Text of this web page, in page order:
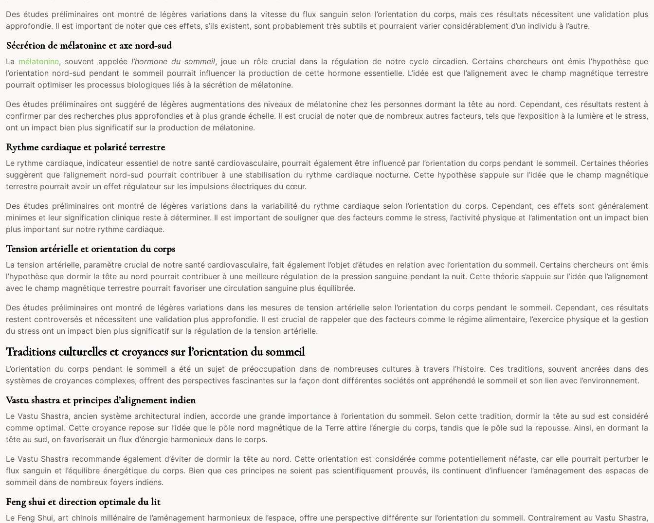
Des études préliminaires ont montré de légères variations dans la vitesse du flux sanguin selon l’orientation du corps, mais ces résultats nécessitent une validation plus
approfondie. Il est important de noter que ces effets, s’ils existent, sont probablement très subtils et pourraient varier considérablement d’un individu à l’autre.
Sécrétion de mélatonine et axe nord-sud
La mélatonine, souvent appelée l’hormone du sommeil, joue un rôle crucial dans la régulation de notre cycle circadien. Certains chercheurs ont émis l’hypothèse que
l’orientation nord-sud pendant le sommeil pourrait influencer la production de cette hormone essentielle. L’idée est que l’alignement avec le champ magnétique terrestre
pourrait optimiser les processus biologiques liés à la sécrétion de mélatonine.
Des études préliminaires ont suggéré de légères augmentations des niveaux de mélatonine chez les personnes dormant la tête au nord. Cependant, ces résultats restent à
confirmer par des recherches plus approfondies et à plus grande échelle. Il est crucial de noter que de nombreux autres facteurs, tels que l’exposition à la lumière et le stress,
ont un impact bien plus significatif sur la production de mélatonine.
Rythme cardiaque et polarité terrestre
Le rythme cardiaque, indicateur essentiel de notre santé cardiovasculaire, pourrait également être influencé par l’orientation du corps pendant le sommeil. Certaines théories
suggèrent que l’alignement nord-sud pourrait contribuer à une stabilisation du rythme cardiaque nocturne. Cette hypothèse s’appuie sur l’idée que le champ magnétique
terrestre pourrait avoir un effet régulateur sur les impulsions électriques du cœur.
Des études préliminaires ont montré de légères variations dans la variabilité du rythme cardiaque selon l’orientation du corps. Cependant, ces effets sont généralement
minimes et leur signification clinique reste à déterminer. Il est important de souligner que des facteurs comme le stress, l’activité physique et l’alimentation ont un impact bien
plus important sur notre rythme cardiaque.
Tension artérielle et orientation du corps
La tension artérielle, paramètre crucial de notre santé cardiovasculaire, fait également l’objet d’études en relation avec l’orientation du sommeil. Certains chercheurs ont émis
l’hypothèse que dormir la tête au nord pourrait contribuer à une meilleure régulation de la pression sanguine pendant la nuit. Cette théorie s’appuie sur l’idée que l’alignement
avec le champ magnétique terrestre pourrait favoriser une circulation sanguine plus équilibrée.
Des études préliminaires ont montré de légères variations dans les mesures de tension artérielle selon l’orientation du corps pendant le sommeil. Cependant, ces résultats
restent controversés et nécessitent une validation plus approfondie. Il est crucial de rappeler que des facteurs comme le régime alimentaire, l’exercice physique et la gestion
du stress ont un impact bien plus significatif sur la régulation de la tension artérielle.
Traditions culturelles et croyances sur l’orientation du sommeil
L’orientation du corps pendant le sommeil a été un sujet de préoccupation dans de nombreuses cultures à travers l’histoire. Ces traditions, souvent ancrées dans des
systèmes de croyances complexes, offrent des perspectives fascinantes sur la façon dont différentes sociétés ont appréhendé le sommeil et son lien avec l’environnement.
Vastu shastra et principes d’alignement indien
Le Vastu Shastra, ancien système architectural indien, accorde une grande importance à l’orientation du sommeil. Selon cette tradition, dormir la tête au sud est considéré
comme optimal. Cette croyance repose sur l’idée que le pôle nord magnétique de la Terre attire l’énergie du corps, tandis que le pôle sud la repousse. Ainsi, en dormant la
tête au sud, on favoriserait un flux d’énergie harmonieux dans le corps.
Le Vastu Shastra recommande également d’éviter de dormir la tête au nord. Cette orientation est considérée comme potentiellement néfaste, car elle pourrait perturber le
flux sanguin et l’équilibre énergétique du corps. Bien que ces principes ne soient pas scientifiquement prouvés, ils continuent d’influencer l’aménagement des espaces de
sommeil dans de nombreux foyers indiens.
Feng shui et direction optimale du lit
Le Feng Shui, art chinois millénaire de l’aménagement harmonieux de l’espace, offre une perspective différente sur l’orientation du sommeil. Contrairement au Vastu Shastra,